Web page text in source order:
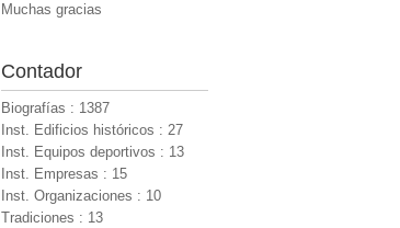
Muchas gracias
Contador
Biografías : 1387
Inst. Edificios históricos : 27
Inst. Equipos deportivos : 13
Inst. Empresas : 15
Inst. Organizaciones : 10
Tradiciones : 13